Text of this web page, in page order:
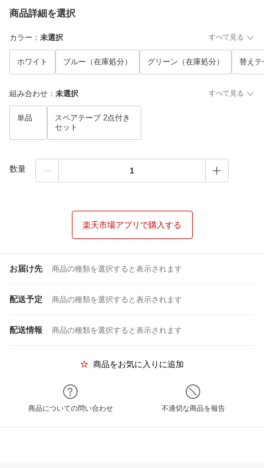
商品詳細を選択
カラー ： 未選択 すべて見る
ホワイト ブルー（在庫処分） グリーン（在庫処分） 替え
組み合わせ ： 未選択 すべて見る
単品
スペアテープ 2点付き
セット
数量
楽天市場アプリで購入する
お届け先 商品の種類を選択すると表示されます
配送予定 商品の種類を選択すると表示されます
配送情報 商品の種類を選択すると表示されます
商品をお気に入りに追加
商品についての問い合わせ 不適切な商品を報告